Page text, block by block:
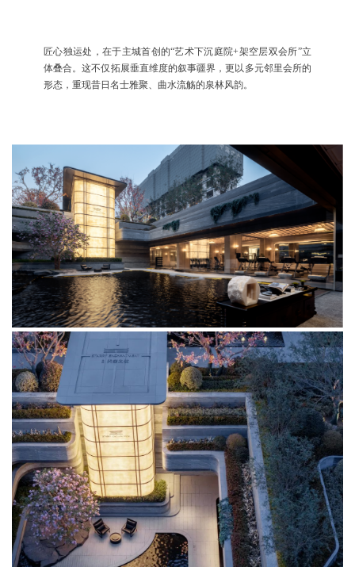
匠心独运处，在于主城首创的“艺术下沉庭院+架空层双会所”立
体叠合。这不仅拓展垂直维度的叙事疆界，更以多元邻里会所的
形态，重现昔日名士雅聚、曲水流觞的泉林风韵。